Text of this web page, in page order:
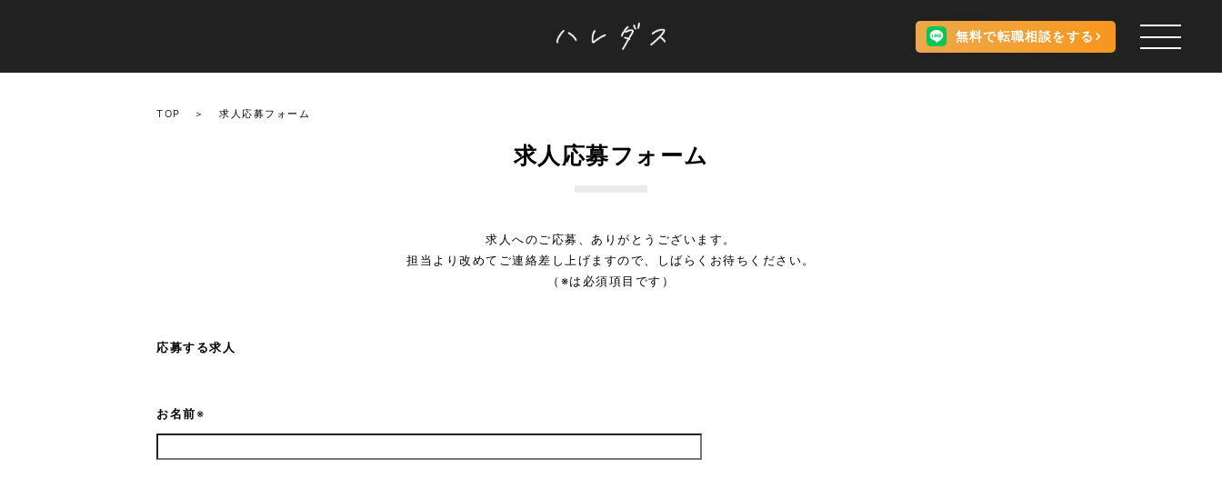
無料で転職相談をする
TOP 求人応募フォーム
求人応募フォーム
求人へのご応募、ありがとうございます。
担当より改めてご連絡差し上げますので、しばらくお待ちください。
（※は必須項目です）
応募する求人
お名前※